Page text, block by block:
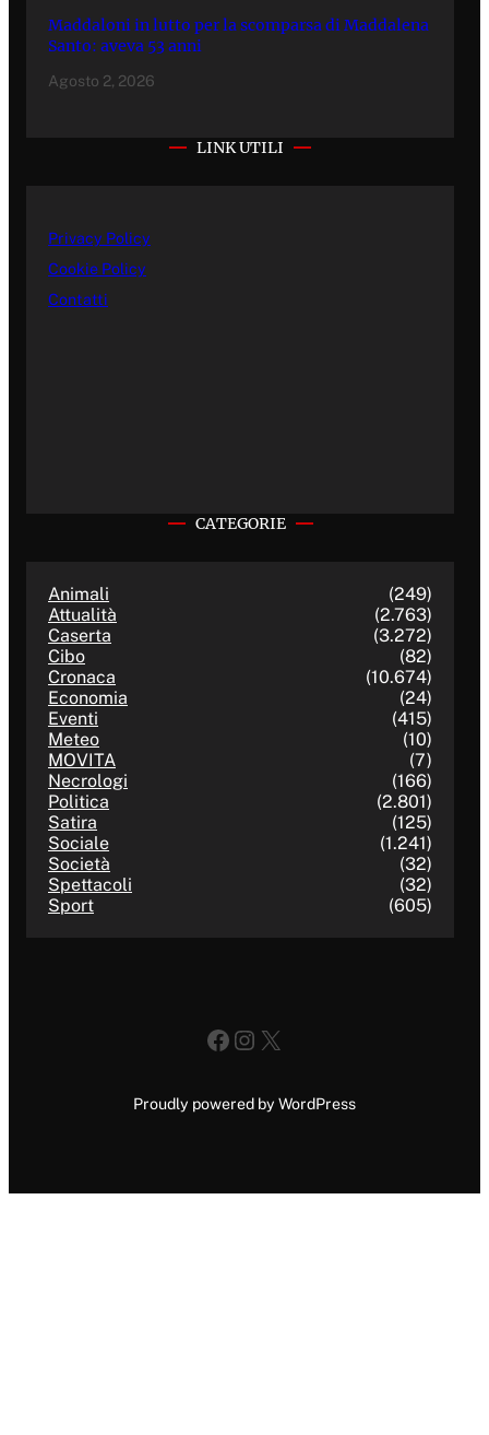
Maddaloni in lutto per la scomparsa di Maddalena
Santo: aveva 53 anni
Agosto 2, 2026
LINK UTILI
Privacy Policy
Cookie Policy
Contatti
CATEGORIE
Animali
(249)
Attualità
(2.763)
Caserta
(3.272)
Cibo
(82)
Cronaca
(10.674)
Economia
(24)
Eventi
(415)
Meteo
(10)
MOVITA
(7)
Necrologi
(166)
Politica
(2.801)
Satira
(125)
Sociale
(1.241)
Società
(32)
Spettacoli
(32)
Sport
(605)
Facebook
Instagram
X
Proudly powered by WordPress